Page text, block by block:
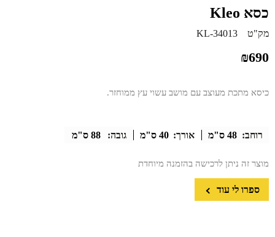
כסא Kleo
מק"ט KL-34013
₪690
כיסא מתכת מעוצב עם מושב עשוי עץ ממוחזר.
רוחב: 48 ס"מ אורך: 40 ס"מ גובה: 88 ס"מ
מוצר זה ניתן לרכישה בהזמנה מיוחדת
ספרו לי עוד